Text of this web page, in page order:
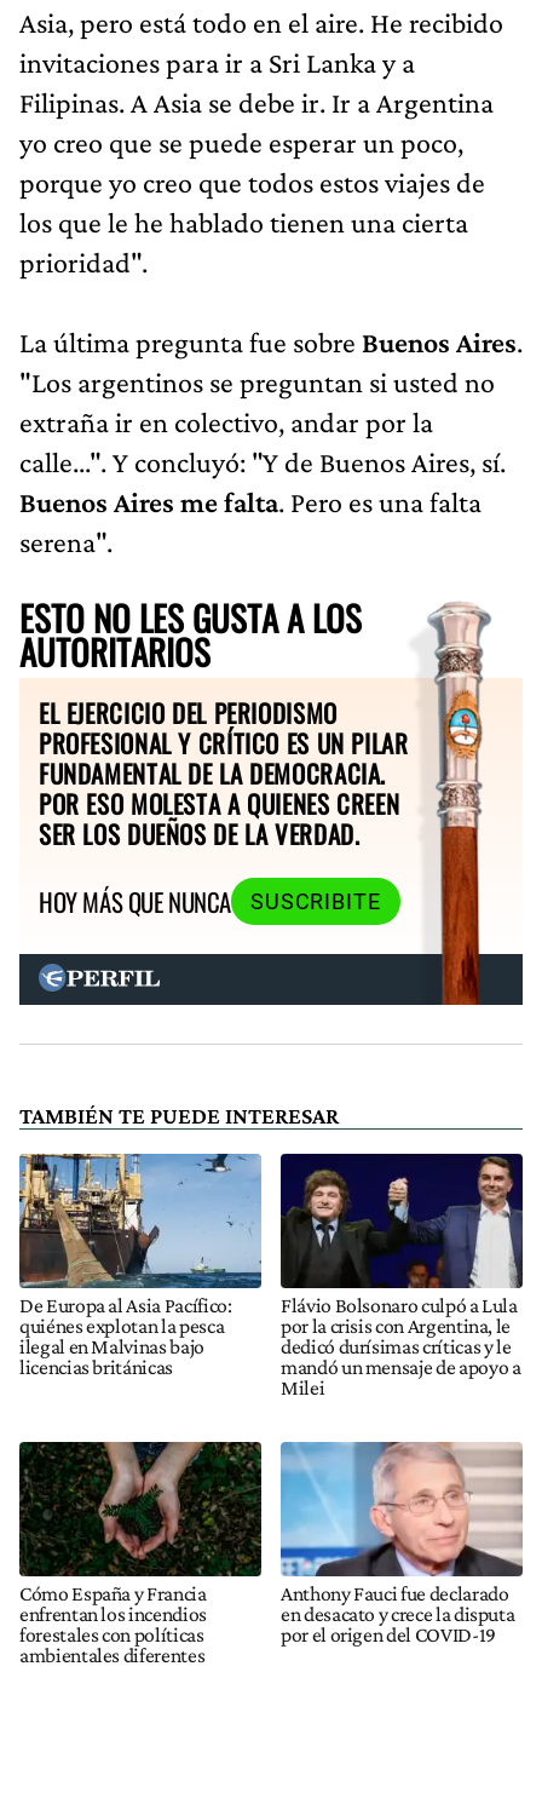
Asia, pero está todo en el aire. He recibido
invitaciones para ir a Sri Lanka y a
Filipinas. A Asia se debe ir. Ir a Argentina
yo creo que se puede esperar un poco,
porque yo creo que todos estos viajes de
los que le he hablado tienen una cierta
prioridad".
La última pregunta fue sobre Buenos Aires.
"Los argentinos se preguntan si usted no
extraña ir en colectivo, andar por la
calle...". Y concluyó: "Y de Buenos Aires, sí.
Buenos Aires me falta. Pero es una falta
serena".
ESTO NO LES GUSTA A LOS
AUTORITARIOS
EL EJERCICIO DEL PERIODISMO
PROFESIONAL Y CRÍTICO ES UN PILAR
FUNDAMENTAL DE LA DEMOCRACIA.
POR ESO MOLESTA A QUIENES CREEN
SER LOS DUEÑOS DE LA VERDAD.
HOY MÁS QUE NUNCA
SUSCRIBITE
TAMBIÉN TE PUEDE INTERESAR
De Europa al Asia Pacífico:
quiénes explotan la pesca
ilegal en Malvinas bajo
licencias británicas
Flávio Bolsonaro culpó a Lula
por la crisis con Argentina, le
dedicó durísimas críticas y le
mandó un mensaje de apoyo a
Milei
Cómo España y Francia
enfrentan los incendios
forestales con políticas
ambientales diferentes
Anthony Fauci fue declarado
en desacato y crece la disputa
por el origen del COVID-19